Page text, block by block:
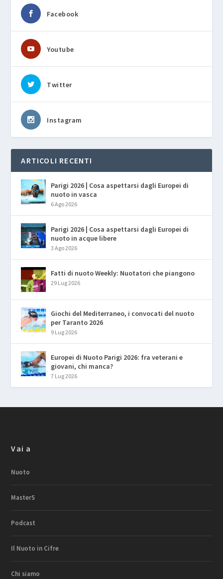
Facebook
Youtube
Twitter
Instagram
ARTICOLI RECENTI
Parigi 2026 | Cosa aspettarsi dagli Europei di
nuoto in vasca
6 Ago 2026
Parigi 2026 | Cosa aspettarsi dagli Europei di
nuoto in acque libere
3 Ago 2026
Fatti di nuoto Weekly: Nuotatori che piangono
29 Lug 2026
Giochi del Mediterraneo, i convocati del nuoto
per Taranto 2026
9 Lug 2026
Europei di Nuoto Parigi 2026: fra veterani e
giovani, chi manca?
7 Lug 2026
Vai a
Nuoto
MasterS
Podcast
Il Nuoto in Cifre
Chi siamo